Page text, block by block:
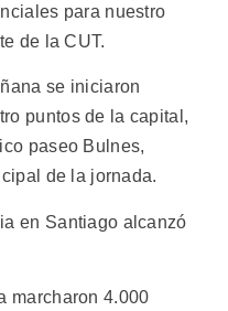
para nuestro
de la CUT.
se iniciaron
puntos de la capital,
paseo Bulnes,
de la jornada.
en Santiago alcanzó
marcharon 4.000